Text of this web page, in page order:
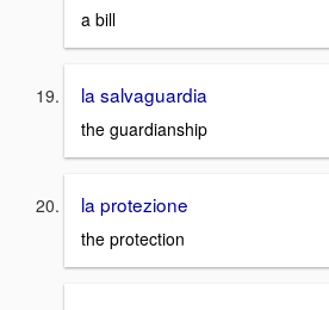
a bill
la salvaguardia
the guardianship
la protezione
the protection